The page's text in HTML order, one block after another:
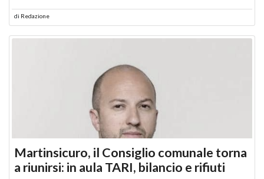
di Redazione
Martinsicuro, il Consiglio comunale torna
a riunirsi: in aula TARI, bilancio e rifiuti